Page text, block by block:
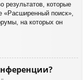
результатов, которые
«Расширенный поиск»,
на которых он